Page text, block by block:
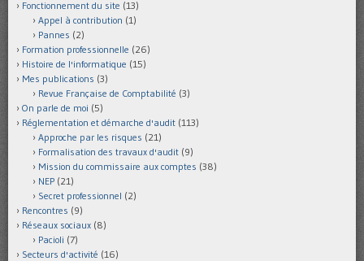
Fonctionnement du site (13)
Appel à contribution (1)
Pannes (2)
Formation professionnelle (26)
Histoire de l'informatique (15)
Mes publications (3)
Revue Française de Comptabilité (3)
On parle de moi (5)
Réglementation et démarche d'audit (113)
Approche par les risques (21)
Formalisation des travaux d'audit (9)
Mission du commissaire aux comptes (38)
NEP (21)
Secret professionnel (2)
Rencontres (9)
Réseaux sociaux (8)
Pacioli (7)
Secteurs d'activité (16)